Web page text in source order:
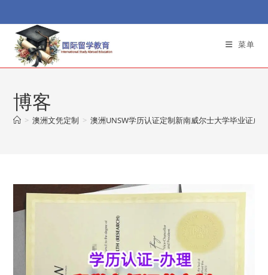
to
content
菜单
博客
> 澳洲文凭定制 > 澳洲UNSW学历认证定制新南威尔士大学毕业证成